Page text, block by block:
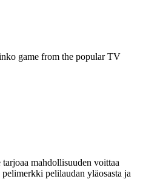
game from the popular TV
mahdollisuuden voittaa
pelilaudan yläosasta ja